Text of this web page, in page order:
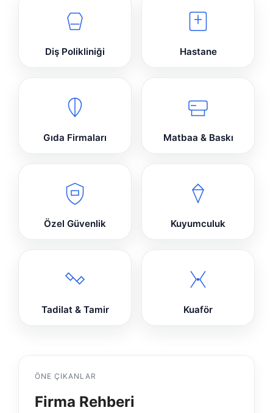
Diş Polikliniği Hastane
Gıda Firmaları Matbaa & Baskı
Özel Güvenlik Kuyumculuk
Tadilat & Tamir Kuaför
ÖNE ÇIKANLAR
Firma Rehberi